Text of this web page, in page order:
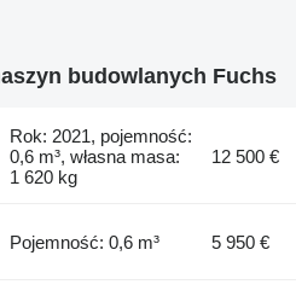
budowlanych Fuchs
Rok: 2021, pojemność:
0,6 m³, własna masa:
1 620 kg
12 500 €
Pojemność: 0,6 m³ 5 950 €